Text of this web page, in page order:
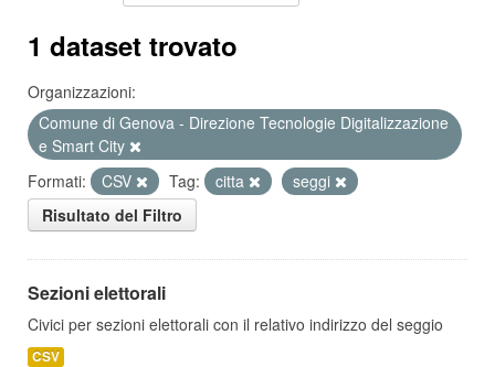
1 dataset trovato
Organizzazioni:
Comune di Genova - Direzione Tecnologie Digitalizzazione
e Smart City
Formati:
CSV Tag: citta
seggi
Risultato del Filtro
Sezioni elettorali
Civici per sezioni elettorali con il relativo indirizzo del seggio
CSV